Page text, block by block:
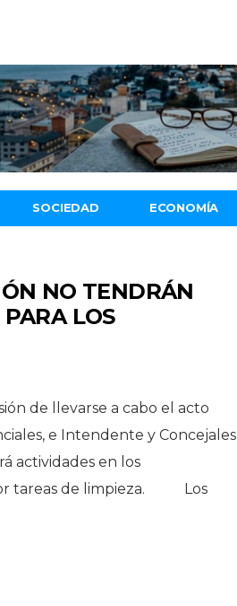
SOCIEDAD ECONOMÍA
NO TENDRÁN
LOS
de llevarse a cabo el acto
e Intendente y Concejales
actividades en los
tareas de limpieza. Los